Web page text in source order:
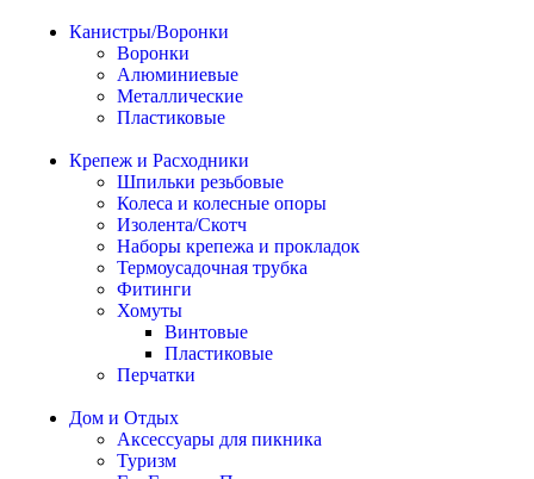
Канистры/Воронки
Воронки
Алюминиевые
Металлические
Пластиковые
Крепеж и Расходники
Шпильки резьбовые
Колеса и колесные опоры
Изолента/Скотч
Наборы крепежа и прокладок
Термоусадочная трубка
Фитинги
Хомуты
Винтовые
Пластиковые
Перчатки
Дом и Отдых
Аксессуары для пикника
Туризм